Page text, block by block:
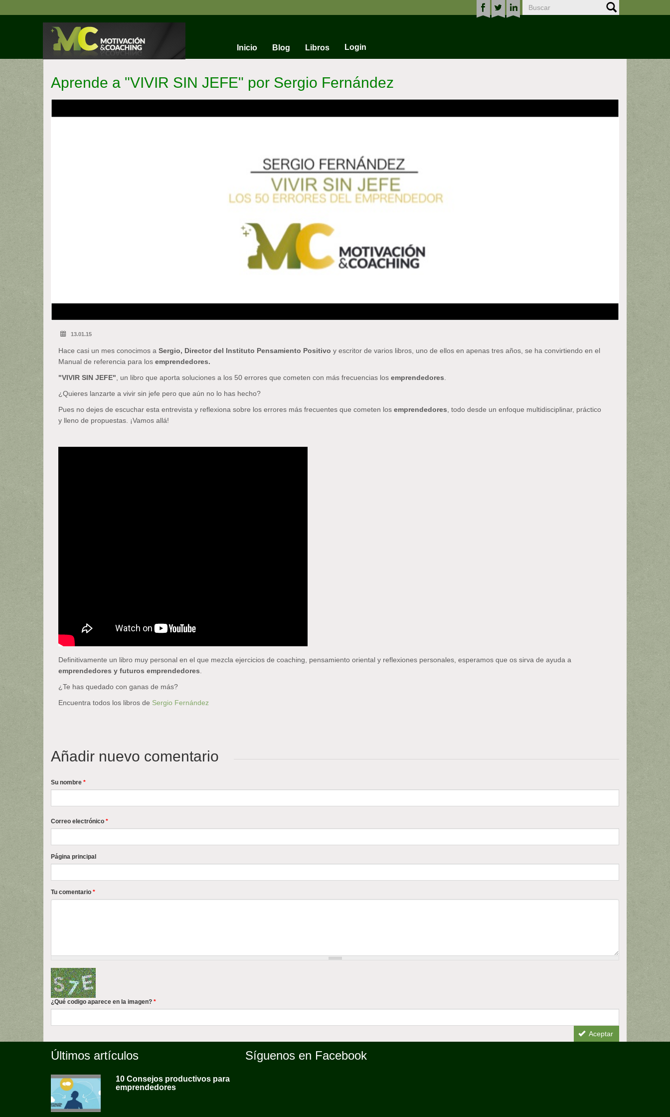
Inicio Blog Libros Login
Aprende a "VIVIR SIN JEFE" por Sergio Fernández
13.01.15
Hace casi un mes conocimos a Sergio, Director del Instituto Pensamiento Positivo y escritor de varios libros, uno de ellos en apenas tres años, se ha convirtiendo en el
Manual de referencia para los emprendedores.
"VIVIR SIN JEFE", un libro que aporta soluciones a los 50 errores que cometen con más frecuencias los emprendedores.
¿Quieres lanzarte a vivir sin jefe pero que aún no lo has hecho?
Pues no dejes de escuchar esta entrevista y reflexiona sobre los errores más frecuentes que cometen los emprendedores, todo desde un enfoque multidisciplinar, práctico
y lleno de propuestas. ¡Vamos allá!
Definitivamente un libro muy personal en el que mezcla ejercicios de coaching, pensamiento oriental y reflexiones personales, esperamos que os sirva de ayuda a
emprendedores y futuros emprendedores.
¿Te has quedado con ganas de más?
Encuentra todos los libros de Sergio Fernández
Añadir nuevo comentario
Su nombre *
Correo electrónico *
Página principal
Tu comentario *
¿Qué codigo aparece en la imagen? *
Aceptar
Últimos artículos
10 Consejos productivos para
emprendedores
Síguenos en Facebook